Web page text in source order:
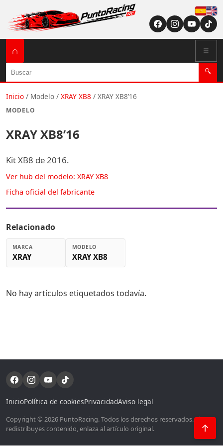
English (US /
⌂ ☰
Buscar 🔍
Inicio / Modelo / XRAY XB8 / XRAY XB8’16
MODELO
XRAY XB8’16
Kit XB8 de 2016.
Ver hub del modelo: XRAY XB8
Ficha oficial del fabricante
Relacionado
MARCA
XRAY
MODELO
XRAY XB8
No hay artículos etiquetados todavía.
InicioPolítica de cookiesPrivacidadAviso legal
Copyright © 2026 PuntoRacing. Todos los derechos reservados. Si
redistribuyes contenido, enlaza al artículo original.
↑